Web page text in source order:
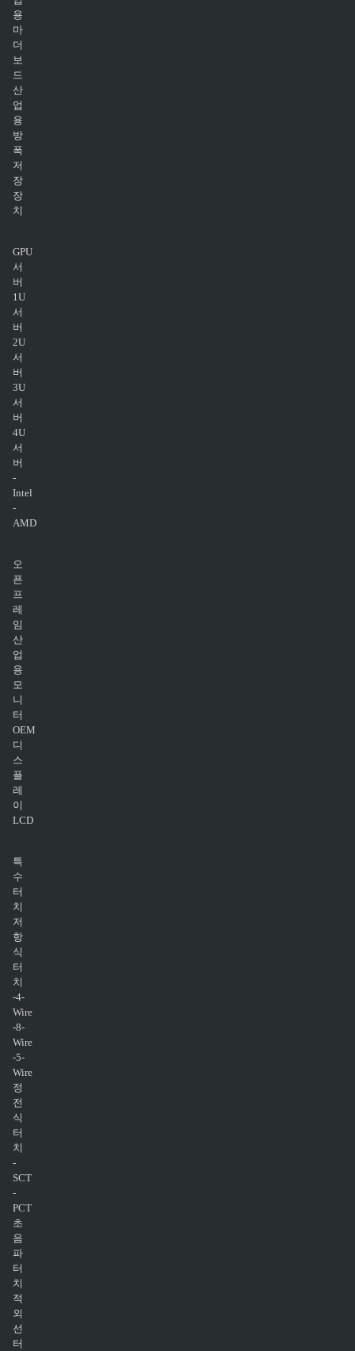
용
마
더
보
드
산
업
용
방
폭
저
장
장
치
GPU
서
버
1U
서
버
2U
서
버
3U
서
버
4U
서
버
-
Intel
-
AMD
오
픈
프
레
임
산
업
용
모
니
터
OEM
디
스
플
레
이
LCD
특
수
터
치
저
항
식
터
치
-4-
Wire
-8-
Wire
-5-
Wire
정
전
식
터
치
-
SCT
-
PCT
초
음
파
터
치
적
외
선
터